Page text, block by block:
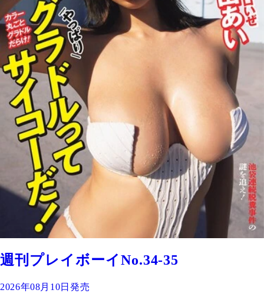
週刊プレイボーイNo.34-35
2026年08月10日発売